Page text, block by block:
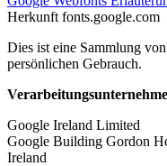
Herkunft fonts.google.com
Dies ist eine Sammlung
persönlichen Gebrauch.
Google Ireland Limited
Google Building Gordon
Ireland